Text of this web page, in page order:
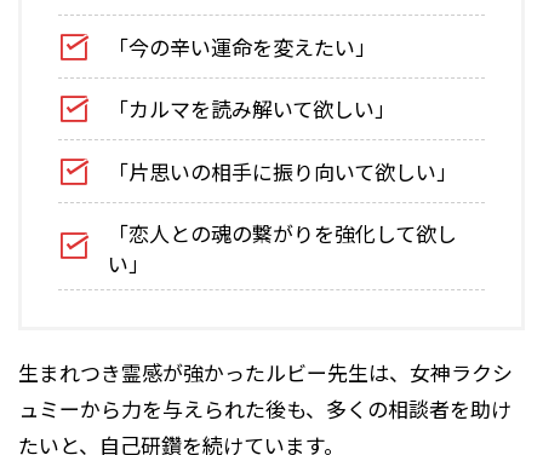
「今の辛い運命を変えたい」
「カルマを読み解いて欲しい」
「片思いの相手に振り向いて欲しい」
「恋人との魂の繋がりを強化して欲し
い」
生まれつき霊感が強かったルビー先生は、女神ラクシ
ュミーから力を与えられた後も、多くの相談者を助け
たいと、自己研鑽を続けています。